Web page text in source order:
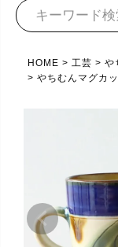
HOME 工芸
や
やちむんマグカ